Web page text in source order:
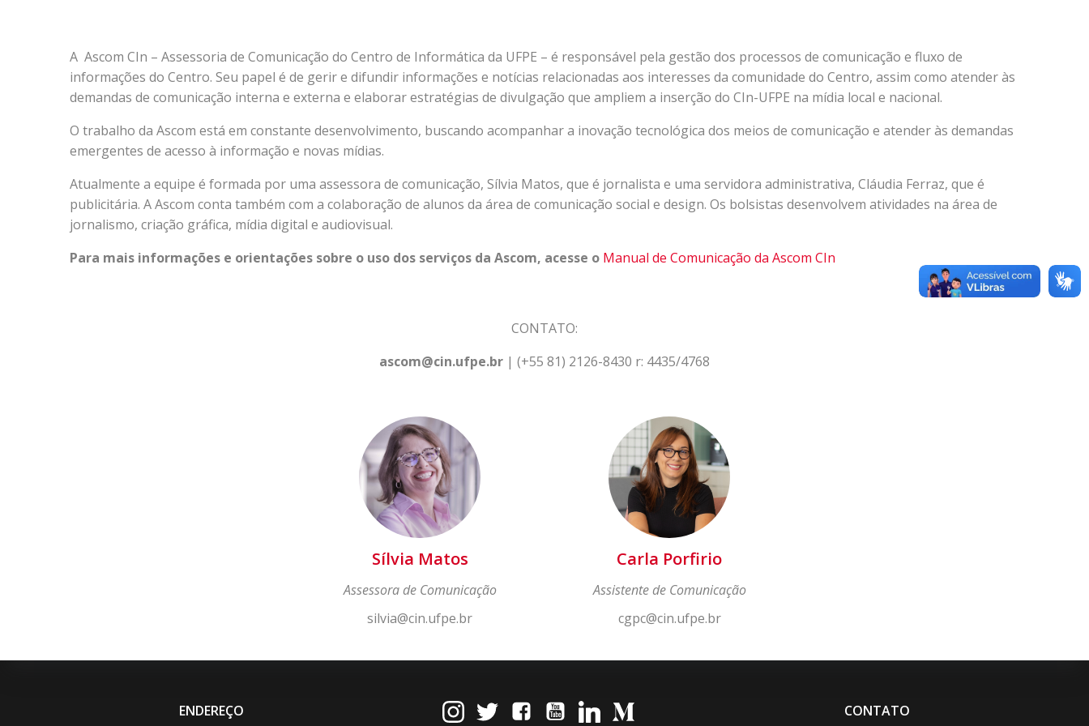
A Ascom CIn – Assessoria de Comunicação do Centro de Informática da UFPE – é responsável pela gestão dos processos de comunicação e fluxo de
informações do Centro. Seu papel é de gerir e difundir informações e notícias relacionadas aos interesses da comunidade do Centro, assim como atender às
demandas de comunicação interna e externa e elaborar estratégias de divulgação que ampliem a inserção do CIn-UFPE na mídia local e nacional.
O trabalho da Ascom está em constante desenvolvimento, buscando acompanhar a inovação tecnológica dos meios de comunicação e atender às demandas
emergentes de acesso à informação e novas mídias.
Atualmente a equipe é formada por uma assessora de comunicação, Sílvia Matos, que é jornalista e uma servidora administrativa, Cláudia Ferraz, que é
publicitária. A Ascom conta também com a colaboração de alunos da área de comunicação social e design. Os bolsistas desenvolvem atividades na área de
jornalismo, criação gráfica, mídia digital e audiovisual.
Para mais informações e orientações sobre o uso dos serviços da Ascom, acesse o Manual de Comunicação da Ascom CIn
CONTATO:
ascom@cin.ufpe.br | (+55 81) 2126-8430 r: 4435/4768
Sílvia Matos
Assessora de Comunicação
silvia@cin.ufpe.br
Carla Porfirio
Assistente de Comunicação
cgpc@cin.ufpe.br
ENDEREÇO CONTATO